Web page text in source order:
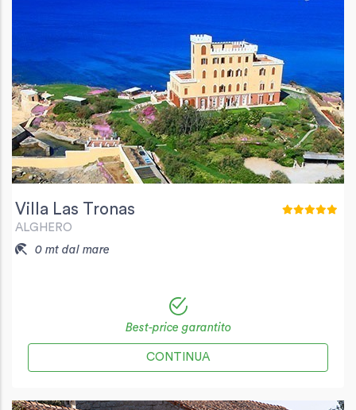
Villa Las Tronas
ALGHERO
0 mt dal mare
Best-price garantito
CONTINUA